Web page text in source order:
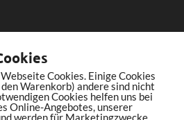
Cookies. Einige Cookies
Warenkorb) andere sind nicht
Cookies helfen uns bei
Online-Angebotes, unserer
werden für Marketingzwecke